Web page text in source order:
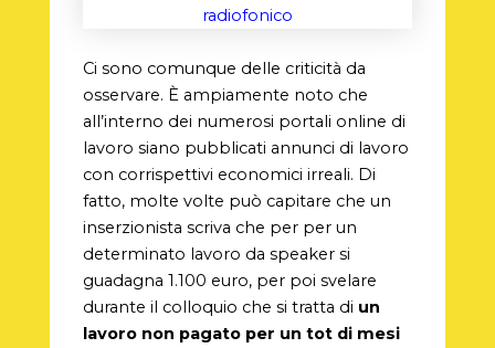
Ci sono comunque delle criticità da
osservare. È ampiamente noto che
all’interno dei numerosi portali online di
lavoro siano pubblicati annunci di lavoro
con corrispettivi economici irreali. Di
fatto, molte volte può capitare che un
inserzionista scriva che per per un
determinato lavoro da speaker si
guadagna 1.100 euro, per poi svelare
durante il colloquio che si tratta di un
lavoro non pagato per un tot di mesi